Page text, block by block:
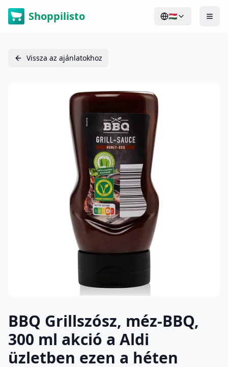
Shoppilisto 🇭🇺
Vissza az ajánlatokhoz
BBQ Grillszósz, méz-BBQ,
300 ml akció a Aldi
üzletben ezen a héten